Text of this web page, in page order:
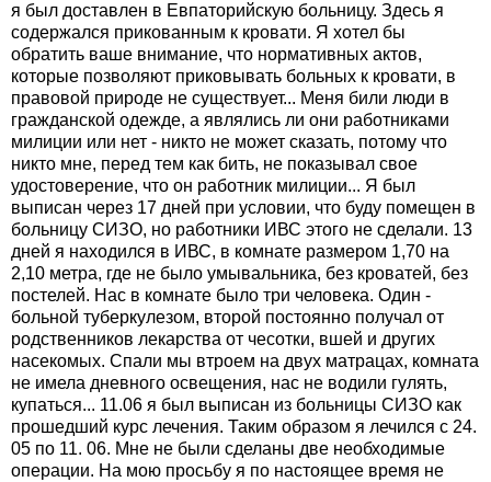
я был доставлен в Евпаторийскую больницу. Здесь я
содержался прикованным к кровати. Я хотел бы
обратить ваше внимание, что нормативных актов,
которые позволяют приковывать больных к кровати, в
правовой природе не существует... Меня били люди в
гражданской одежде, а являлись ли они работниками
милиции или нет - никто не может сказать, потому что
никто мне, перед тем как бить, не показывал свое
удостоверение, что он работник милиции... Я был
выписан через 17 дней при условии, что буду помещен в
больницу СИЗО, но работники ИВС этого не сделали. 13
дней я находился в ИВС, в комнате размером 1,70 на
2,10 метра, где не было умывальника, без кроватей, без
постелей. Нас в комнате было три человека. Один -
больной туберкулезом, второй постоянно получал от
родственников лекарства от чесотки, вшей и других
насекомых. Спали мы втроем на двух матрацах, комната
не имела дневного освещения, нас не водили гулять,
купаться... 11.06 я был выписан из больницы СИЗО как
прошедший курс лечения. Таким образом я лечился с 24.
05 по 11. 06. Мне не были сделаны две необходимые
операции. На мою просьбу я по настоящее время не